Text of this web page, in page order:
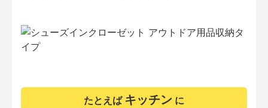
たとえば キッチン に